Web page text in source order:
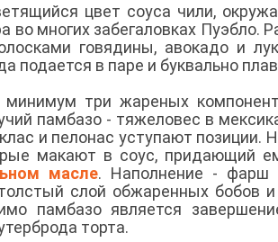
цвет соуса чили,
многих забегаловках Пуэбло.
говядины, авокадо и
подается в паре и буквально
минимум три жареных
памбазо - тяжеловес в
и пелонас уступают позиции.
макают в соус, придающий
масле. Наполнение - фарш
слой обжаренных бобов
памбазо является
торта.